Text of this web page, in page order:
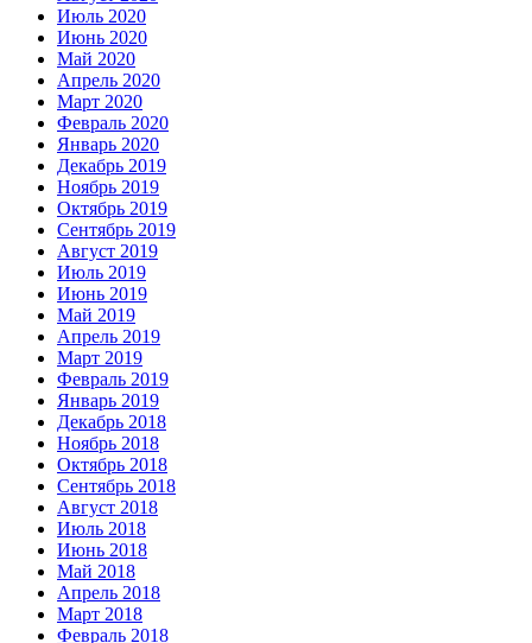
Июль 2020
Июнь 2020
Май 2020
Апрель 2020
Март 2020
Февраль 2020
Январь 2020
Декабрь 2019
Ноябрь 2019
Октябрь 2019
Сентябрь 2019
Август 2019
Июль 2019
Июнь 2019
Май 2019
Апрель 2019
Март 2019
Февраль 2019
Январь 2019
Декабрь 2018
Ноябрь 2018
Октябрь 2018
Сентябрь 2018
Август 2018
Июль 2018
Июнь 2018
Май 2018
Апрель 2018
Март 2018
Февраль 2018